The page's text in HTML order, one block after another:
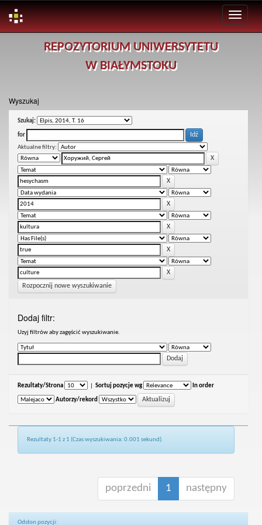
REPOZYTORIUM UNIWERSYTETU
W BIAŁYMSTOKU
Wyszukaj
Szukaj:
for
Aktualne filtry:
Rozpocznij nowe wyszukiwanie
Dodaj filtr:
Uzyj filtrów aby zagęścić wyszukiwanie.
Rezultaty/Strona Sortuj pozycje wg In order
Autorzy/rekord
Rezultaty 1-1 z 1 (Czas wyszukiwania: 0.001 sekund).
poprzedni 1 następny
Odsłon pozycji: